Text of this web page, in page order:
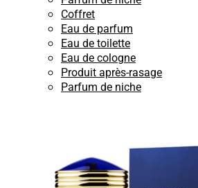
Coffret
Eau de parfum
Eau de toilette
Eau de cologne
Produit après-rasage
Parfum de niche